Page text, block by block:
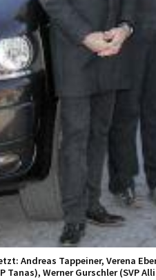
Andreas Tappeiner, Verena
Tanas), Werner Gurschler (SVP